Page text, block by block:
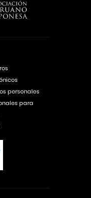
personales
para